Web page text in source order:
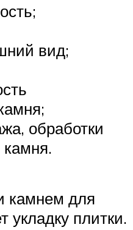
вид;
обработки
камня.
камнем для
укладку плитки.